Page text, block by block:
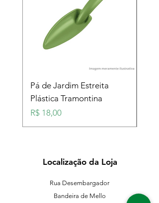
Pá de Jardim Estreita
Plástica Tramontina
Preço
R$ 18,00
Localização da Loja
Rua Desembargador
Bandeira de Mello